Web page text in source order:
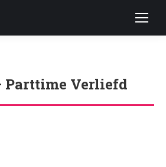
Parttime Verliefd
Je bent hier: